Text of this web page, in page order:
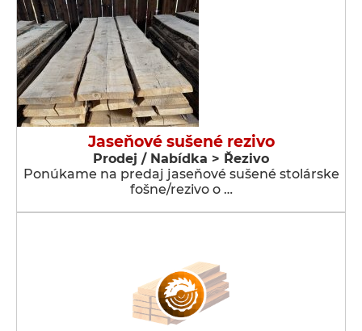
Jaseňové sušené rezivo
Prodej / Nabídka > Řezivo
Ponúkame na predaj jaseňové sušené stolárske
fošne/rezivo o …